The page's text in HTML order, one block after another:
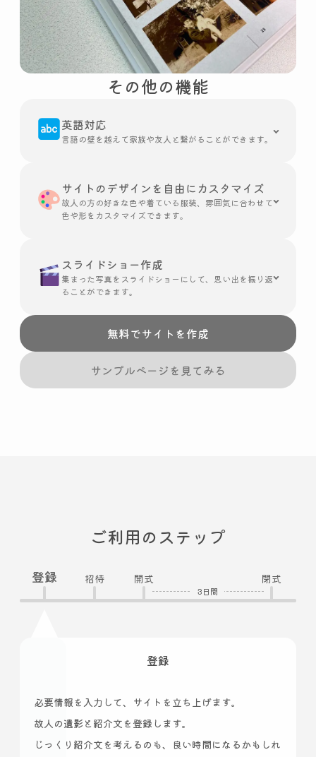
その他の機能
英語対応
言語の壁を越えて家族や友人と繋がることができます。
サイトのデザインを自由にカスタマイズ
故人の方の好きな色や着ている服装、雰囲気に合わせて
色や形をカスタマイズできます。
スライドショー作成
集まった写真をスライドショーにして、思い出を振り返
ることができます。
無料でサイトを作成
サンプルページを見てみる
ご利用のステップ
登録 招待 開式
3日間
閉式
登録
必要情報を入力して、サイトを立ち上げます。
故人の遺影と紹介文を登録します。
じっくり紹介文を考えるのも、良い時間になるかもしれ